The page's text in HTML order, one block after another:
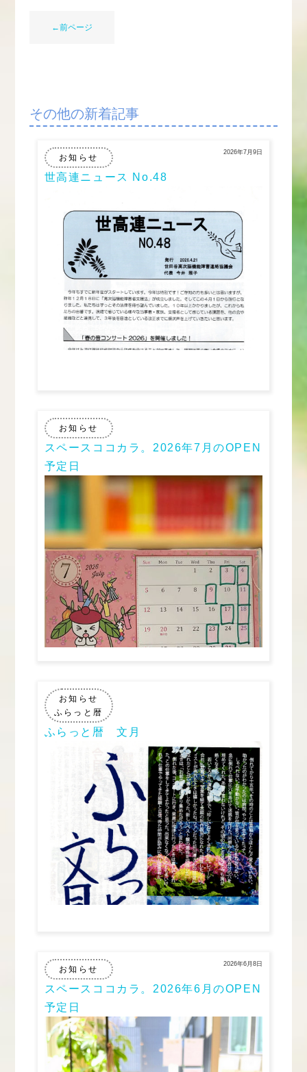
←前ページ
その他の新着記事
お知らせ
2026年7月9日
世高連ニュース No.48
お知らせ
スペースココカラ。2026年7月のOPEN
予定日
お知らせ
ふらっと暦
ふらっと暦 文月
お知らせ
2026年6月8日
スペースココカラ。2026年6月のOPEN
予定日